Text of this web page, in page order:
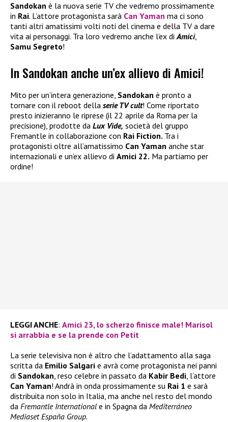
Sandokan è la nuova serie TV che vedremo prossimamente
in Rai. L’attore protagonista sarà Can Yaman ma ci sono
tanti altri amatissimi volti noti del cinema e della TV a dare
vita ai personaggi. Tra loro vedremo anche l’ex diAmici,
Samu Segreto!
In Sandokan anche un’ex allievo di Amici!
Mito per un’intera generazione, Sandokan è pronto a
tornare con il reboot della serie TV cult! Come riportato
presto inizieranno le riprese (il 22 aprile da Roma per la
precisione), prodotte da Lux Vide, società del gruppo
Fremantle in collaborazione con Rai Fiction. Tra i
protagonisti oltre all’amatissimo Can Yaman anche star
internazionali e un’ex allievo di Amici 22. Ma partiamo per
ordine!
LEGGI ANCHE: Amici 23, lo scherzo finisce male! Marisol
si arrabbia e se la prende con Petit
La serie televisiva non è altro che l’adattamento alla saga
scritta da Emilio Salgari e avrà come protagonista nei panni
di Sandokan , reso celebre in passato da Kabir Bedi , l’attore
Can Yaman! Andrà in onda prossimamente su Rai 1 e sarà
distribuita non solo in Italia, ma anche nel resto del mondo
da Fremantle International e in Spagna da Mediterráneo
Mediaset España Group.